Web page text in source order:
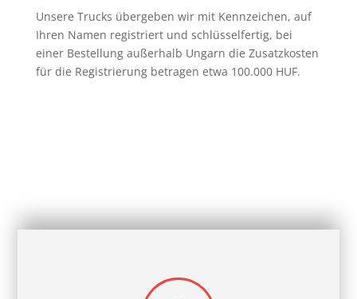
Unsere Trucks übergeben wir mit Kennzeichen, auf
Ihren Namen registriert und schlüsselfertig, bei
einer Bestellung außerhalb Ungarn die Zusatzkosten
für die Registrierung betragen etwa 100.000 HUF.